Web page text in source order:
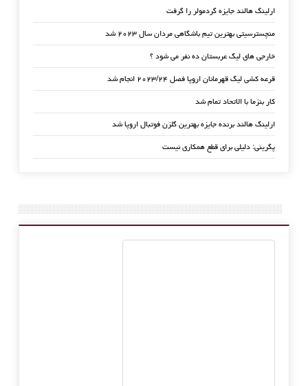
ارلینگ هالند جایزه گردمولر را گرفت
منچسترسیتی بهترین تیم باشگاهی مردان سال ۲۰۲۳ شد
خارجی های لیگ عربستان ده نفر می شود ؟
قرعه کشی لیگ قهرمانان اروپا فصل ۲۰۲۳/۲۴ انجام شد
کار بنزما با الاتحاد تمام شد
ارلینگ هالند برنده جایزه بهترین گلزن فوتبال اروپا شد
پگرینی: دلیلی برای قطع همکاری نیست